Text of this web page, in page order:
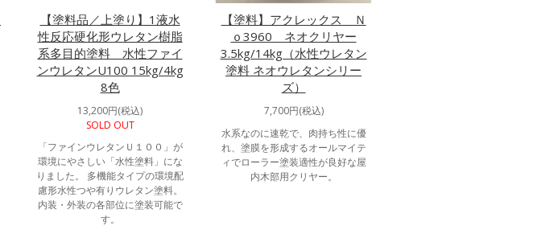
【塗料品／上塗り】1液水
性反応硬化形ウレタン樹脂
系多目的塗料 水性ファイ
ンウレタンU100 15kg/4kg
8色
13,200円(税込)
SOLD OUT
「ファインウレタンＵ１００」が
環境にやさしい「水性塗料」にな
りました。 多機能タイプの環境配
慮形水性つや有りウレタン塗料。
内装・外装の各部位に塗装可能で
す。
【塗料】アクレックス Ｎ
ｏ3960 ネオクリヤー
3.5kg/14kg（水性ウレタン
塗料 ネオウレタンシリー
ズ）
7,700円(税込)
水系なのに速乾で、肉持ち性に優
れ、塗膜を形成するオールマイテ
ィでローラー塗装適性が良好な屋
内木部用クリヤー。